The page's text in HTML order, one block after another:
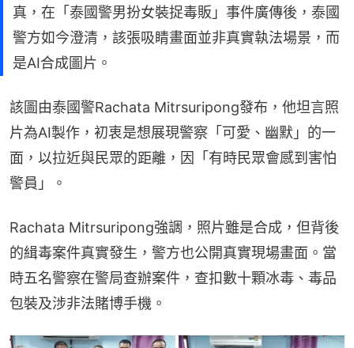
真，在「泰國警男扮女裝捉毒販」事件廣傳後，泰國
警方如今澄清，該張吸睛畫面並非真實執法場景，而
是AI合成圖片。
該圖由泰國警Rachata Mitrsuripong發布，他坦言照
片為AI製作，初衷是想展現警察「可愛、幽默」的一
面，以拉近與民眾的距離，因「有時民眾會感到害怕
警員」。
Rachata Mitrsuripong強調，照片雖是合成，但背後
的緝毒案件真實發生，警方也公開真實現場畫面。當
時五名警察在警局查辦案件，查扣數十顆冰毒、毒品
包裝及涉非法賭博手機。